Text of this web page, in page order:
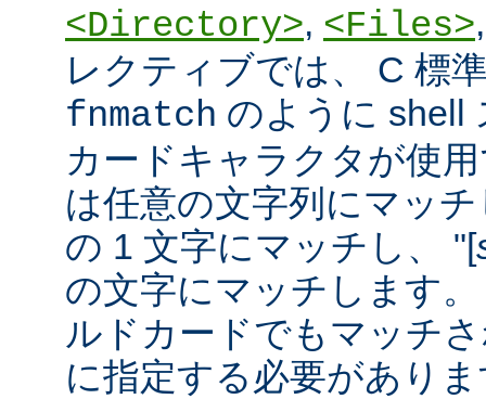
<Directory>, <Files>
レクティブでは、 C 標
fnmatch のように shell
カードキャラクタが使
は任意の文字列にマッ
の 1 文字にマッチし、 "[
の文字にマッチします
ルドカードでもマッチ
に指定する必要があり